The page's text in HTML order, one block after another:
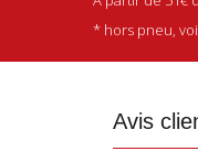
* hors pneu,
Avis